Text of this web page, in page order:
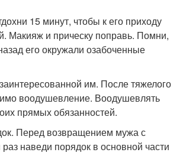
15 минут, чтобы к его приходу
Макияж и прическу поправь. Помни,
его окружали озабоченные
им. После тяжелого
воодушевление. Воодушевлять
прямых обязанностей.
Перед возвращением мужа с
наведи порядок в основной части